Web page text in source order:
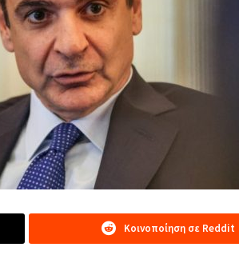
Κοινοποίηση σε Reddit